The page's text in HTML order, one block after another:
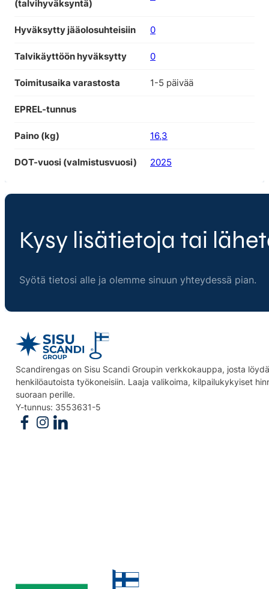
(talvihyväksyntä)
Hyväksytty jääolosuhteisiin 0
Talvikäyttöön hyväksytty 0
Toimitusaika varastosta 1-5 päivää
EPREL-tunnus
Paino (kg) 16,3
DOT-vuosi (valmistusvuosi) 2025
Kysy lisätietoja tai
Syötä tietosi alle ja olemme sinuun yhteydessä pian.
Scandirengas on Sisu Scandi Groupin verkkokauppa, josta
henkilöautoista työkoneisiin. Laaja valikoima, kilpailukykyiset
suoraan perille.
Y-tunnus: 3553631-5
Follow us on Facebook
Follow us on Instagram
Follow us on Linkedin